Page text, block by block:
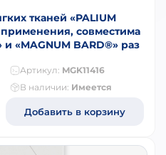
тканей «PALIUM
применения, совместима
и «MAGNUM BARD®» раз
Артикул: MGK11416
В наличии: Имеется
Добавить в корзину